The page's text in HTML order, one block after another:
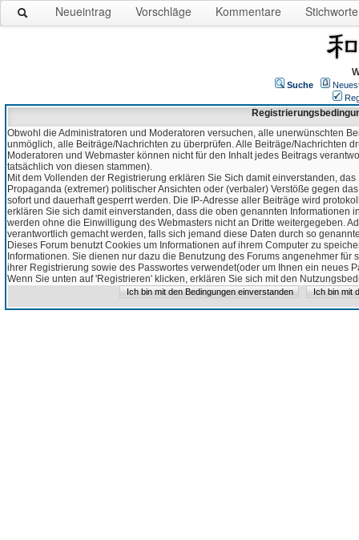
Neueintrag Vorschläge Kommentare Stichworte
Suche
Obwohl die Administratoren und Moderatoren versuchen, alle unerwünschten
unmöglich, alle Beiträge/Nachrichten zu überprüfen. Alle Beiträge/Nachrichten
Moderatoren und Webmaster können nicht für den Inhalt jedes Beitrags
tatsächlich von diesen stammen).
Mit dem Vollenden der Registrierung erklären Sie Sich damit einverstanden,
Propaganda (extremer) politischer Ansichten oder (verbaler) Verstöße gegen
sofort und dauerhaft gesperrt werden. Die IP-Adresse aller Beiträge wird
erklären Sie sich damit einverstanden, dass die oben genannten Informationen
werden ohne die Einwilligung des Webmasters nicht an Dritte weitergegeben.
verantwortlich gemacht werden, falls sich jemand diese Daten durch so
Dieses Forum benutzt Cookies um Informationen auf ihrem Computer zu
Informationen. Sie dienen nur dazu die Benutzung des Forums angenehmer
ihrer Registrierung sowie des Passwortes verwendet(oder um Ihnen ein neues
Wenn Sie unten auf 'Registrieren' klicken, erklären Sie sich mit den